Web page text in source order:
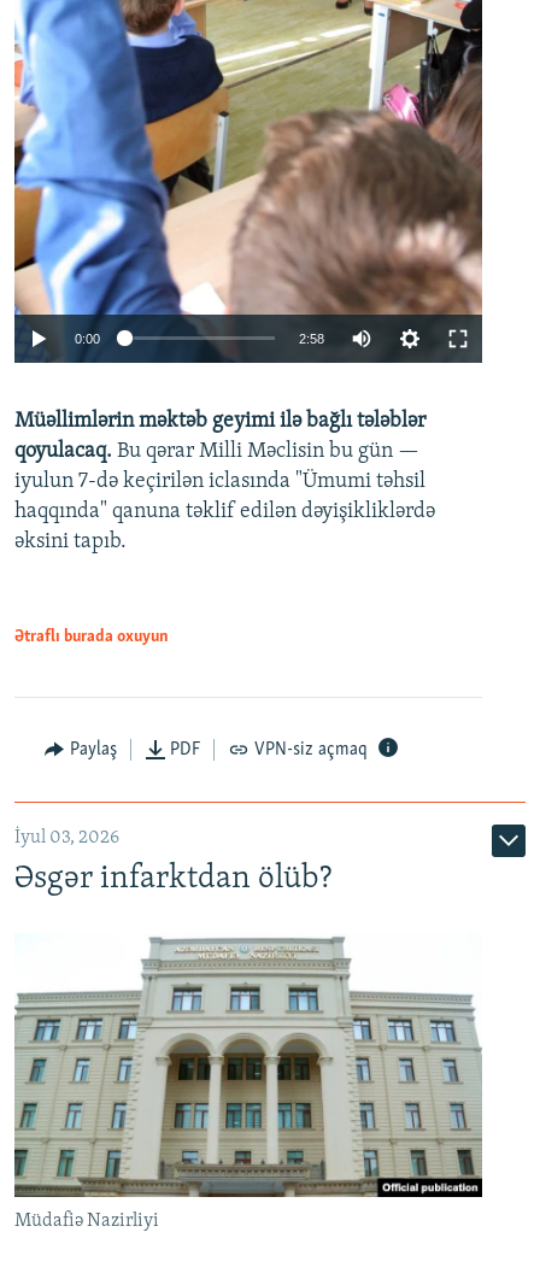
Auto 240p 360p 480p
720p 1080p
0:00 2:58
360p
480p
720p
Müəllimlərin məktəb geyimi ilə bağlı tələblər
qoyulacaq. Bu qərar Milli Məclisin bu gün —
iyulun 7-də keçirilən iclasında "Ümumi təhsil
haqqında" qanuna təklif edilən dəyişikliklərdə
əksini tapıb.
Ətraflı burada oxuyun
Paylaş PDF VPN-siz açmaq
İyul 03, 2026
Əsgər infarktdan ölüb?
Müdafiə Nazirliyi